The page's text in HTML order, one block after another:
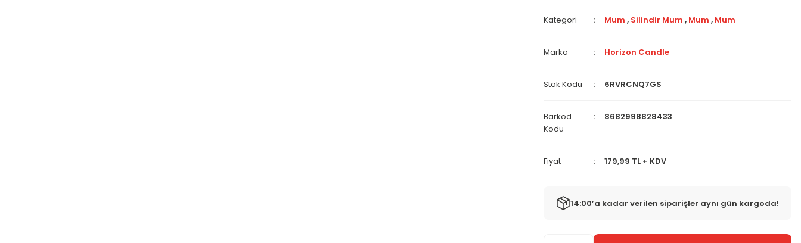
Kategori Mum , Silindir Mum , Mum , Mum
Marka Horizon Candle
Stok Kodu 6RVRCNQ7GS
Barkod
Kodu
8682998828433
Fiyat 179,99 TL + KDV
14:00’a kadar verilen siparişler aynı gün kargoda!